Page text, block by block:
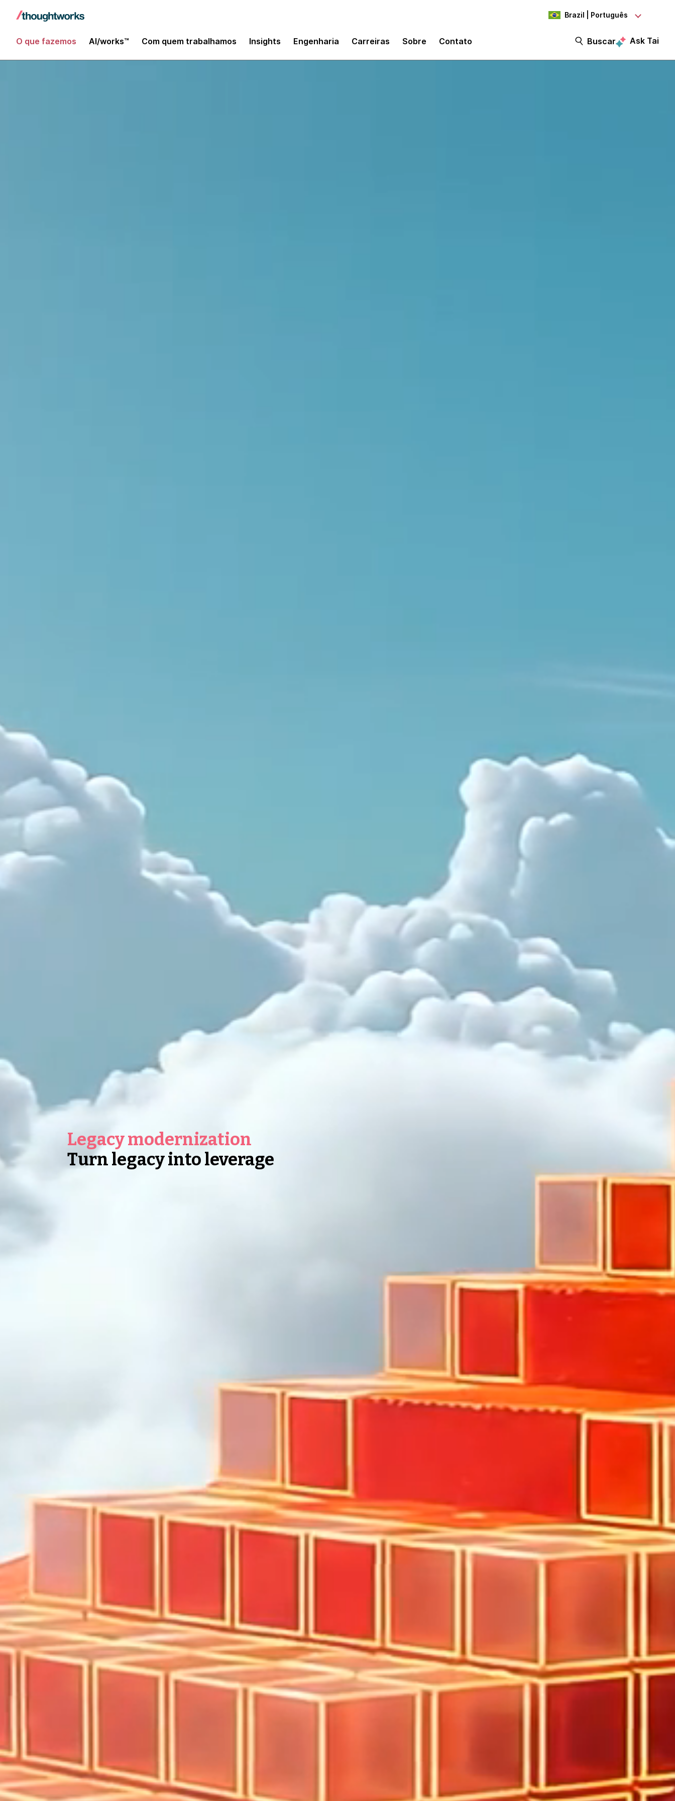
Brazil | Português
O que fazemos AI/works™ Com quem trabalhamos Insights Engenharia Carreiras Sobre Contato Buscar Ask Tai
Legacy modernization
Turn legacy into leverage